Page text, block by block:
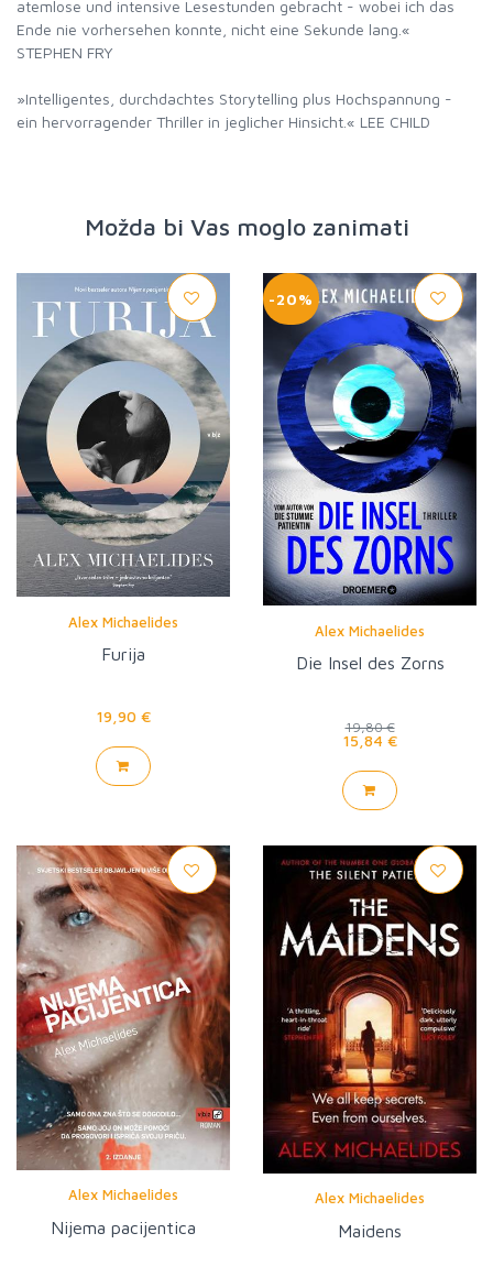
atemlose und intensive Lesestunden gebracht - wobei ich das
Ende nie vorhersehen konnte, nicht eine Sekunde lang.«
STEPHEN FRY
»Intelligentes, durchdachtes Storytelling plus Hochspannung -
ein hervorragender Thriller in jeglicher Hinsicht.« LEE CHILD
Možda bi Vas moglo zanimati
Alex Michaelides
Furija
19,90 €
-20%
Alex Michaelides
Die Insel des Zorns
19,80 €
15,84 €
Alex Michaelides
Nijema pacijentica
Alex Michaelides
Maidens